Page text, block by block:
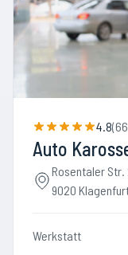
4.8(66
Auto
Rosentaler Str.
9020
Werkstatt